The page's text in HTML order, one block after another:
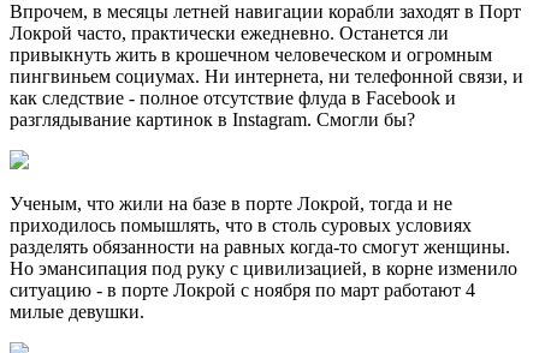
Впрочем, в месяцы летней навигации корабли заходят в Порт
Локрой часто, практически ежедневно. Останется ли
привыкнуть жить в крошечном человеческом и огромным
пингвиньем социумах. Ни интернета, ни телефонной связи, и
как следствие - полное отсутствие флуда в Facebook и
разглядывание картинок в Instagram. Смогли бы?
Ученым, что жили на базе в порте Локрой, тогда и не
приходилось помышлять, что в столь суровых условиях
разделять обязанности на равных когда-то смогут женщины.
Но эмансипация под руку с цивилизацией, в корне изменило
ситуацию - в порте Локрой с ноября по март работают 4
милые девушки.